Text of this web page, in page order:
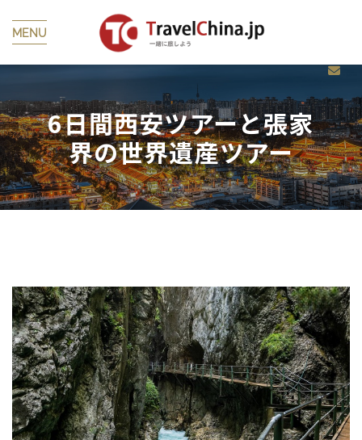
MENU
6日間西安ツアーと張家
界の世界遺産ツアー